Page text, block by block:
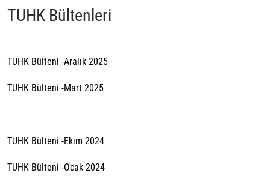
TUHK Bültenleri
TUHK Bülteni -Aralık 2025
TUHK Bülteni -Mart 2025
TUHK Bülteni -Ekim 2024
TUHK Bülteni -Ocak 2024